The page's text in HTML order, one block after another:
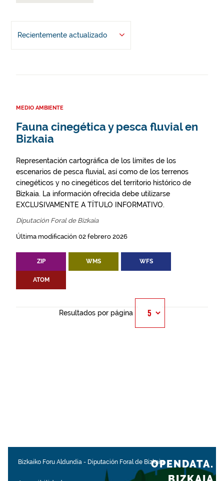
Recientemente actualizado
MEDIO AMBIENTE
Fauna cinegética y pesca fluvial en
Bizkaia
Representación cartográfica de los límites de los
escenarios de pesca fluvial, así como de los terrenos
cinegéticos y no cinegéticos del territorio histórico de
Bizkaia. La información ofrecida debe utilizarse
EXCLUSIVAMENTE A TÍTULO INFORMATIVO.
Diputación Foral de Bizkaia
Última modificación 02 febrero 2026
ZIP WMS WFS
ATOM
Resultados por página
Bizkaiko Foru Aldundia - Diputación Foral de BizkaiaOPENDATA.